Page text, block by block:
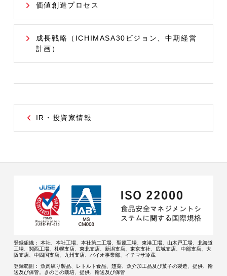
価値創造プロセス
成長戦略（ICHIMASA30ビジョン、中期経営
計画）
IR・投資家情報
登録組織：
本社、本社工場、本社第二工場、聖籠工場、東港工場、山木戸工場、北海道
工場、関西工場、札幌支店、東北支店、新潟支店、東京支社、広域支店、中部支店、大
阪支店、中四国支店、九州支店、バイオ事業部、イチマサ冷蔵
登録範囲：
魚肉練り製品、レトルト食品、惣菜、魚介加工品及び菓子の製造、提供、輸
送及び保管。きのこの栽培、提供、輸送及び保管